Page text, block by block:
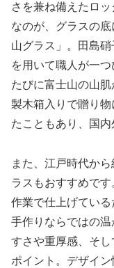
さを兼ね備えたロ
なのが、グラスの
山グラス」。田島
を用いて職人が一
たびに富士山の山
製木箱入りで贈り
たこともあり、国内
また、江戸時代か
ラスもおすすめで
作業で仕上げている
手作りならではの
すさや重厚感、そ
ポイント。デザイ